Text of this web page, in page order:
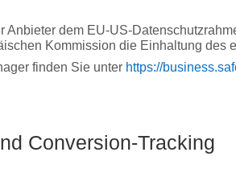
Anbieter dem EU-US-
Kommission die Einhaltung des
finden Sie unter https://
Conversion-Tracking